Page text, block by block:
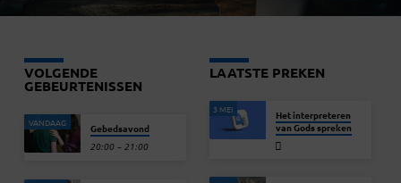
VOLGENDE
GEBEURTENISSEN
VANDAAG Gebedsavond
20:00 – 21:00
LAATSTE PREKEN
3 MEI
Het interpreteren
van Gods spreken